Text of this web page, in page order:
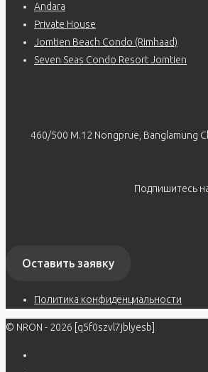
Andara
Private House
Jomtien Beach Condo (Rimhaad)
Seven Seas Condo Resort Jomtien
460/500 M.12 Nongprue, Banglamung
Подпишитесь
Оставить заявку
Политика конфиденциальности
© NRON - 2026 [q5f0szvl7jblyesb]